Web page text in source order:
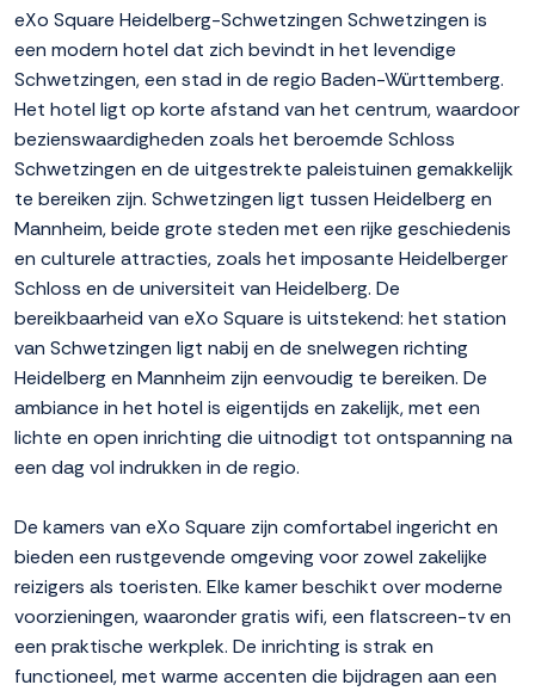
eXo Square Heidelberg-Schwetzingen Schwetzingen is
een modern hotel dat zich bevindt in het levendige
Schwetzingen, een stad in de regio Baden-Württemberg.
Het hotel ligt op korte afstand van het centrum, waardoor
bezienswaardigheden zoals het beroemde Schloss
Schwetzingen en de uitgestrekte paleistuinen gemakkelijk
te bereiken zijn. Schwetzingen ligt tussen Heidelberg en
Mannheim, beide grote steden met een rijke geschiedenis
en culturele attracties, zoals het imposante Heidelberger
Schloss en de universiteit van Heidelberg. De
bereikbaarheid van eXo Square is uitstekend: het station
van Schwetzingen ligt nabij en de snelwegen richting
Heidelberg en Mannheim zijn eenvoudig te bereiken. De
ambiance in het hotel is eigentijds en zakelijk, met een
lichte en open inrichting die uitnodigt tot ontspanning na
een dag vol indrukken in de regio.
De kamers van eXo Square zijn comfortabel ingericht en
bieden een rustgevende omgeving voor zowel zakelijke
reizigers als toeristen. Elke kamer beschikt over moderne
voorzieningen, waaronder gratis wifi, een flatscreen-tv en
een praktische werkplek. De inrichting is strak en
functioneel, met warme accenten die bijdragen aan een